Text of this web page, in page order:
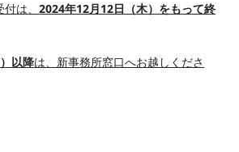
付は、2024年12月12日（木）をもって終
以降は、新事務所窓口へお越しくださ